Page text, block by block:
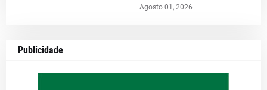
Agosto 01, 2026
Publicidade